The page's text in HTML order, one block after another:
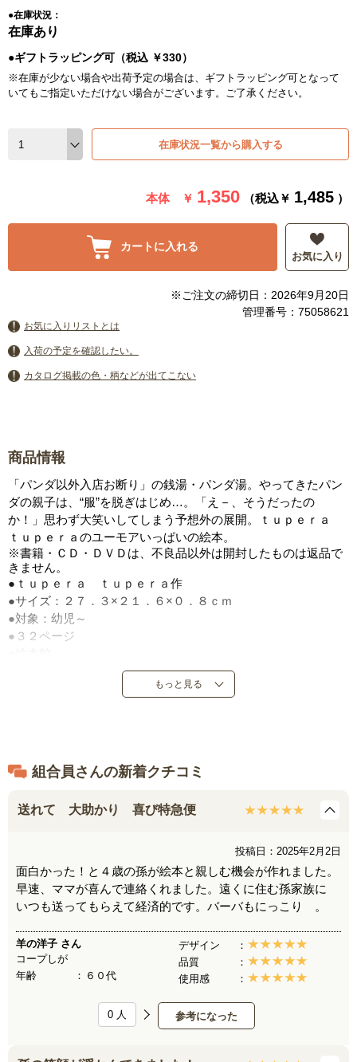
●在庫状況：
在庫あり
●ギフトラッピング可（税込 ￥330）
※在庫が少ない場合や出荷予定の場合は、ギフトラッピング可となって
いてもご指定いただけない場合がございます。ご了承ください。
在庫状況一覧から購入する
本体 ￥ 1,350 （税込￥ 1,485 ）
カートに入れる
お気に入り
※ご注文の締切日：2026年9月20日
管理番号：75058621
お気に入りリストとは
入荷の予定を確認したい。
カタログ掲載の色・柄などが出てこない
商品情報
「パンダ以外入店お断り」の銭湯・パンダ湯。やってきたパン
ダの親子は、“服”を脱ぎはじめ…。「え－、そうだったの
か！」思わず大笑いしてしまう予想外の展開。ｔｕｐｅｒａ
ｔｕｐｅｒａのユーモアいっぱいの絵本。
※書籍・ＣＤ・ＤＶＤは、不良品以外は開封したものは返品で
きません。
●ｔｕｐｅｒａ ｔｕｐｅｒａ作
●サイズ：２７．３×２１．６×０．８ｃｍ
●対象：幼児～
●３２ページ
●定価：１，６５０円（税込）
もっと見る
組合員さんの新着クチコミ
送れて 大助かり 喜び特急便
投稿日：2025年2月2日
面白かった！と４歳の孫が絵本と親しむ機会が作れました。
早速、ママが喜んで連絡くれました。遠くに住む孫家族に
いつも送ってもらえて経済的です。バーバもにっこり 。
羊の洋子 さん
コープしが
年齢
６０代
デザイン
品質
使用感
参考になった
0 人